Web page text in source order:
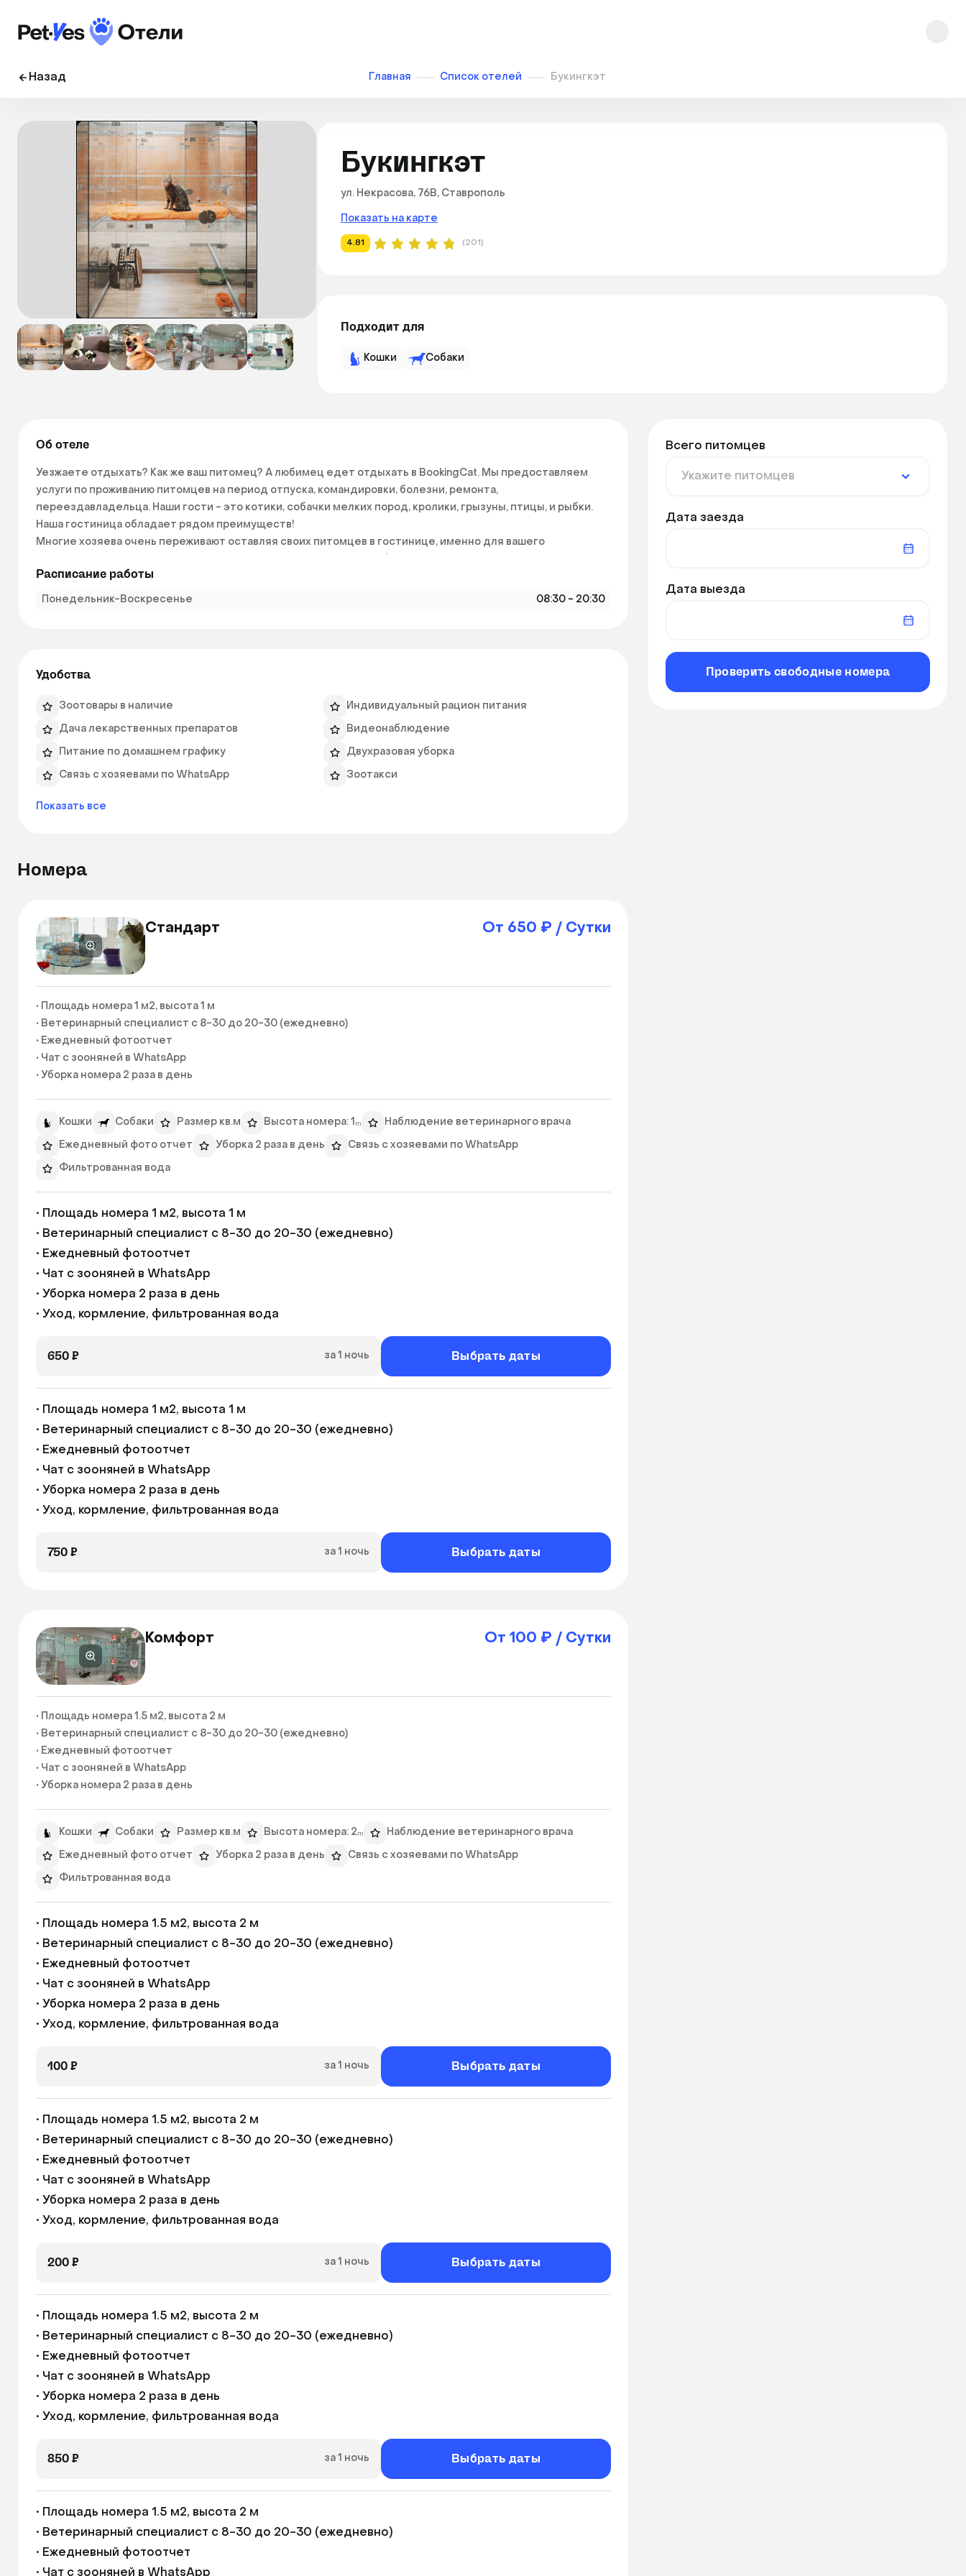
Назад Главная Список отелей Букингкэт
Букингкэт
ул. Некрасова, 76В, Ставрополь
Показать на карте
4.81 (201)
Подходит для
Кошки Собаки
Об отеле
Уезжаете отдыхать? Как же ваш питомец? А любимец едет отдыхать в BookingCat. Мы предоставляем
услуги по проживанию питомцев на период отпуска, командировки, болезни, ремонта,
переездавладельца. Наши гости - это котики, собачки мелких пород, кролики, грызуны, птицы, и рыбки.
Наша гостиница обладает рядом преимуществ!
Многие хозяева очень переживают оставляя своих питомцев в гостинице, именно для вашего
Вы сможете наблюдать за своим питомцем круглосуточно через специальное приложение в вашем
смартфоне из любой точки мира!
Расписание работы
Понедельник-Воскресенье 08:30 - 20:30
Удобства
Зоотовары в наличие Индивидуальный рацион питания
Дача лекарственных препаратов Видеонаблюдение
Питание по домашнем графику Двухразовая уборка
Связь с хозяевами по WhatsApp Зоотакси
Показать все
Номера
Стандарт От 650 ₽ / Сутки
• Площадь номера 1 м2, высота 1 м
• Ветеринарный специалист с 8-30 до 20-30 (ежедневно)
• Ежедневный фотоотчет
• Чат с зооняней в WhatsApp
• Уборка номера 2 раза в день
Кошки Собаки Размер кв.м Высота номера: 1ₘ Наблюдение ветеринарного врача
Ежедневный фото отчет Уборка 2 раза в день Связь с хозяевами по WhatsApp
Фильтрованная вода
• Площадь номера 1 м2, высота 1 м
• Ветеринарный специалист с 8-30 до 20-30 (ежедневно)
• Ежедневный фотоотчет
• Чат с зооняней в WhatsApp
• Уборка номера 2 раза в день
• Уход, кормление, фильтрованная вода
650 ₽ за 1 ночь Выбрать даты
• Площадь номера 1 м2, высота 1 м
• Ветеринарный специалист с 8-30 до 20-30 (ежедневно)
• Ежедневный фотоотчет
• Чат с зооняней в WhatsApp
• Уборка номера 2 раза в день
• Уход, кормление, фильтрованная вода
750 ₽ за 1 ночь Выбрать даты
Комфорт От 100 ₽ / Сутки
• Площадь номера 1.5 м2, высота 2 м
• Ветеринарный специалист с 8-30 до 20-30 (ежедневно)
• Ежедневный фотоотчет
• Чат с зооняней в WhatsApp
• Уборка номера 2 раза в день
Кошки Собаки Размер кв.м Высота номера: 2ₘ Наблюдение ветеринарного врача
Ежедневный фото отчет Уборка 2 раза в день Связь с хозяевами по WhatsApp
Фильтрованная вода
• Площадь номера 1.5 м2, высота 2 м
• Ветеринарный специалист с 8-30 до 20-30 (ежедневно)
• Ежедневный фотоотчет
• Чат с зооняней в WhatsApp
• Уборка номера 2 раза в день
• Уход, кормление, фильтрованная вода
100 ₽ за 1 ночь Выбрать даты
• Площадь номера 1.5 м2, высота 2 м
• Ветеринарный специалист с 8-30 до 20-30 (ежедневно)
• Ежедневный фотоотчет
• Чат с зооняней в WhatsApp
• Уборка номера 2 раза в день
• Уход, кормление, фильтрованная вода
200 ₽ за 1 ночь Выбрать даты
• Площадь номера 1.5 м2, высота 2 м
• Ветеринарный специалист с 8-30 до 20-30 (ежедневно)
• Ежедневный фотоотчет
• Чат с зооняней в WhatsApp
• Уборка номера 2 раза в день
• Уход, кормление, фильтрованная вода
850 ₽ за 1 ночь Выбрать даты
• Площадь номера 1.5 м2, высота 2 м
• Ветеринарный специалист с 8-30 до 20-30 (ежедневно)
• Ежедневный фотоотчет
• Чат с зооняней в WhatsApp
Всего питомцев
Дата заезда
Дата выезда
Проверитьсвободные номера